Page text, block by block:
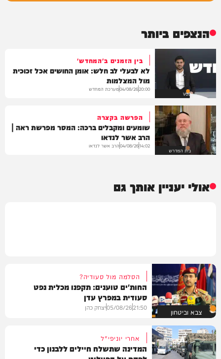
הנצפים ביותר
VOD
בין הזמנים ב'המחדש'
לא לבעלי לב חלש: אומן החושים אכל זכוכית
מול המצלמות
20:00
04/08/26מערכת המחדש
בית המדרש
הפרשה בקצרה
שומעים ומקבלים ברכה: המסר מפרשת ראה |
הרב אשר לנדאו
14:02
04/08/26הרב אשר לנדאו
אולי יעניין אותך גם
צבא וביטחון
הסלמה מול סעודיה?
החות'ים טוענים: תקפנו מכלית נפט
סעודית במפרץ עדן
21:50
05/08/26יצחק כהן
אחרי יוניפי"ל
המדינה שתשלח חיילים ללבנון כדי